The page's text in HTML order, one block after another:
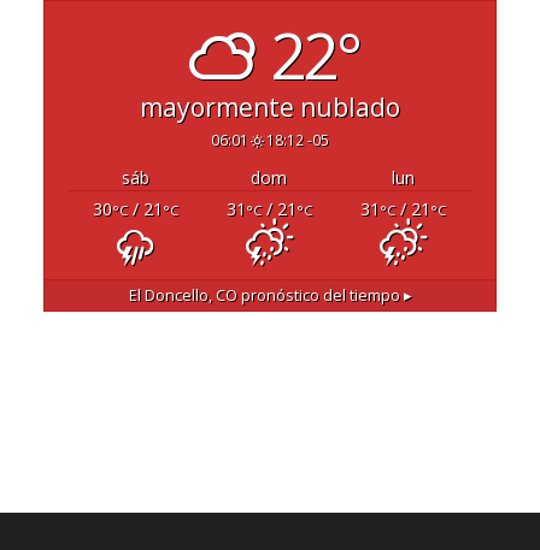
22°
mayormente nublado
06:01 18:12 -05
sáb dom
lun
30°C/ 21 °C 31 °C/ 21 °C 31 °C/ 21 °C
El Doncello, COpronóstico del tiempo ▸